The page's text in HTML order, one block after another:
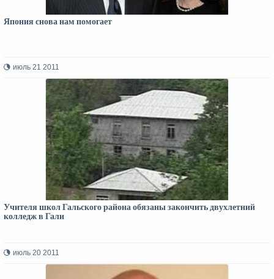
Япония снова нам помогает
июль 21 2011
Учителя школ Гальского района обязаны закончить двухлетний
колледж в Гали
июль 20 2011